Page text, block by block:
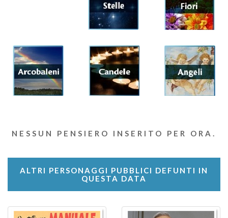
NESSUN PENSIERO INSERITO PER ORA.
ALTRI PERSONAGGI PUBBLICI DEFUNTI IN
QUESTA DATA